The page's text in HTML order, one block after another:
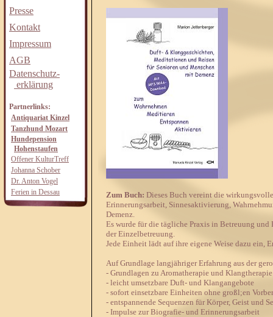
Presse
Kontakt
Impressum
AGB
Datenschutz-
erklärung
Partnerlinks:
Antiquariat Kinzel
Tanzhund Mozart
Hundepension
Hohenstaufen
Offener KulturTreff
Johanna Schober
Dr. Anton Vogel
Ferien in Dessau
Zum Buch: Dieses Buch vereint die
Erinnerungsarbeit, Sinnesaktivierung,
Demenz.
Es wurde für die tägliche Praxis in Betreuung
der Einzelbetreuung.
Jede Einheit lädt auf ihre eigene Weise dazu ein,
Auf Grundlage langjähriger Erfahrung aus der
- Grundlagen zu Aromatherapie und Klangtherapie
- leicht umsetzbare Duft- und Klangangebote
- sofort einsetzbare Einheiten ohne großl;en
- entspannende Sequenzen für Körper, Geist und
- Impulse zur Biografie- und Erinnerungsarbeit